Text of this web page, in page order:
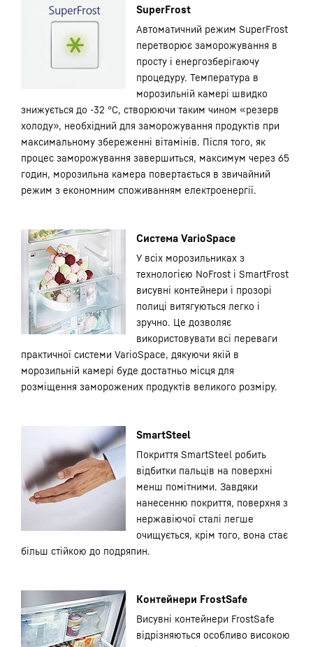
SuperFrost
Автоматичний режим SuperFrost
перетворює заморожування в
просту і енергозберігаючу
процедуру. Температура в
морозильній камері швидко
знижується до -32 °С, створюючи таким чином «резерв
холоду», необхідний для заморожування продуктів при
максимальному збереженні вітамінів. Після того, як
процес заморожування завершиться, максимум через 65
годин, морозильна камера повертається в звичайний
режим з економним споживанням електроенергії.
Система VarioSpace
У всіх морозильниках з
технологією NoFrost і SmartFrost
висувні контейнери і прозорі
полиці витягуються легко і
зручно. Це дозволяє
використовувати всі переваги
практичної системи VarioSpace, дякуючи якій в
морозильній камері буде достатньо місця для
розміщення заморожених продуктів великого розміру.
SmartSteel
Покриття SmartSteel робить
відбитки пальців на поверхні
менш помітними. Завдяки
нанесенню покриття, поверхня з
нержавіючої сталі легше
очищується, крім того, вона стає
більш стійкою до подряпин.
Контейнери FrostSafe
Висувні контейнери FrostSafe
відрізняються особливо високою